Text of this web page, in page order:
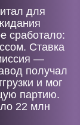
для
сработало:
Ставка
—
получал
и мог
партию.
22 млн